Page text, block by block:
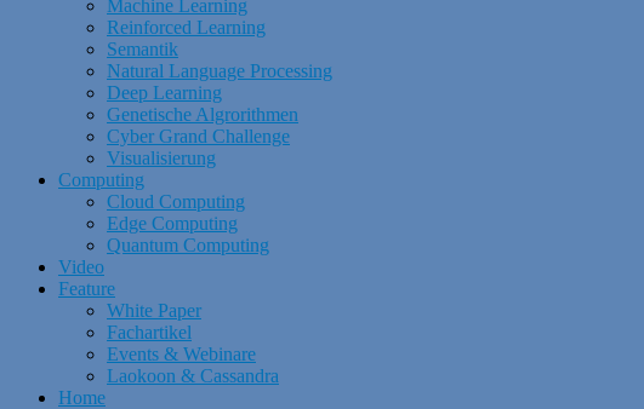
Machine Learning
Reinforced Learning
Semantik
Natural Language Processing
Deep Learning
Genetische Algrorithmen
Cyber Grand Challenge
Visualisierung
Computing
Cloud Computing
Edge Computing
Quantum Computing
Video
Feature
White Paper
Fachartikel
Events & Webinare
Laokoon & Cassandra
Home